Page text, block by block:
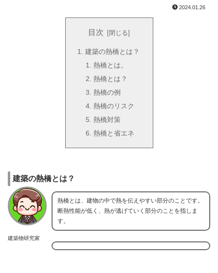
2024.01.26
目次
建築の熱橋とは？
熱橋とは。
熱橋とは？
熱橋の例
熱橋のリスク
熱橋対策
熱橋と省エネ
建築の熱橋とは？
建築物研究家
熱橋とは、建物の中で熱を伝えやすい部分のことです。
断熱性能が低く、熱が逃げていく部分のことを指しま
す。